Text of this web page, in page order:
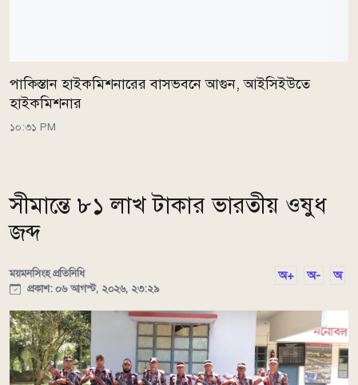
পাকিস্তান হাইকমিশনারের বাসভবনে আগুন, আইসিইউতে
হাইকমিশনার
১০:৩১ PM
সীমান্তে ৮১ লাখ টাকার ভারতীয় ওষুধ
জব্দ
ময়মনসিংহ প্রতিনিধি
প্রকাশ: ০৬ আগস্ট, ২০২৬, ২৩:২৯
অ+ অ- অ